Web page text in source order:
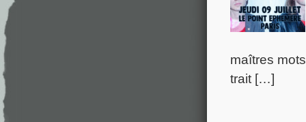
maîtres
trait […]